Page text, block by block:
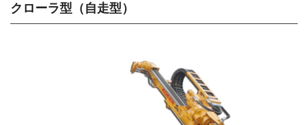
クローラ型（自走型）